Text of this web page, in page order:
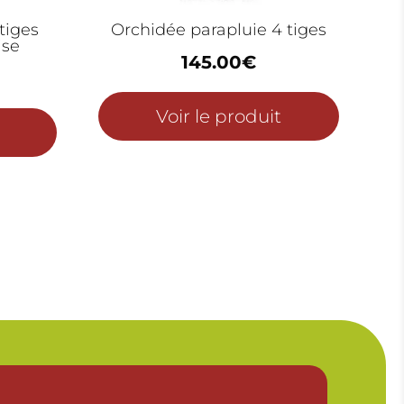
Orchidée parapluie 4 tiges
145.00€
Voir le produit